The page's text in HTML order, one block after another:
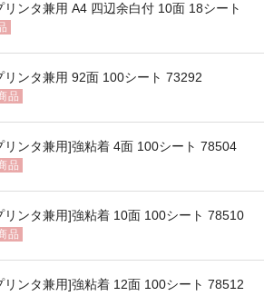
ンタ兼用 A4 四辺余白付 10面 18シート
ンタ兼用 92面 100シート 73292
品
リンタ兼用]強粘着 4面 100シート 78504
品
リンタ兼用]強粘着 10面 100シート 78510
品
ンタ兼用]強粘着 12面 100シート 78512